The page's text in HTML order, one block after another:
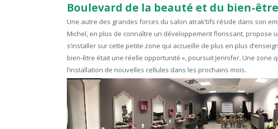
Boulevard de la beauté et du bien-être
Une autre des grandes forces du salon atrak’tifs réside dans son
Michel, en plus de connaître un développement florissant, propose
s’installer sur cette petite zone qui accueille de plus en plus
bien-être était une réelle opportunité », poursuit Jennifer. Une zone
l’installation de nouvelles cellules dans les prochains mois.